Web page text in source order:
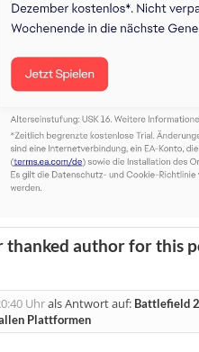
thanked author for this
Uhrals Antwort auf: Battlefield
Plattformen